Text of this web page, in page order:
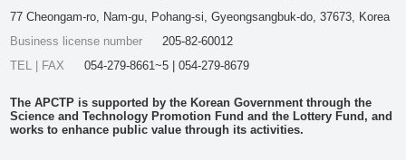
77 Cheongam-ro, Nam-gu, Pohang-si, Gyeongsangbuk-do, 37673, Korea
Business license number
205-82-60012
TEL | FAX
054-279-8661~5 | 054-279-8679
The APCTP is supported by the Korean Government through the
Science and Technology Promotion Fund and the Lottery Fund, and
works to enhance public value through its activities.